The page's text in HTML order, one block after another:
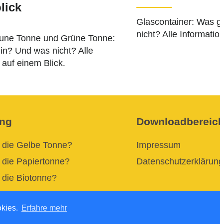
Erfahre mehr
Tonne und Grüne Tonne:
Und was nicht? Alle
einem Blick.
Glascontainer: Was
nicht? Alle
Gelbe Tonne?
Papiertonne?
Biotonne?
Impressum